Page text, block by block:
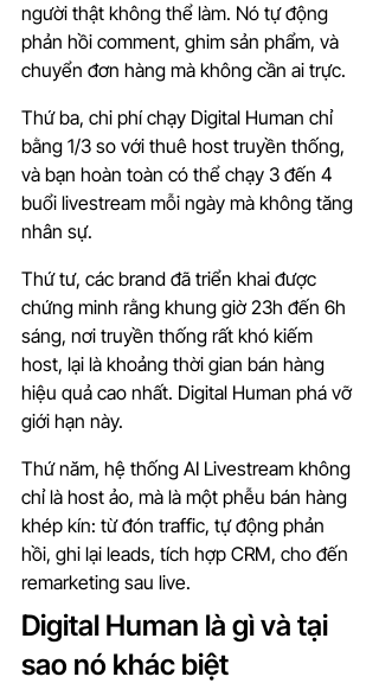
người thật không thể làm. Nó tự động
phản hồi comment, ghim sản phẩm, và
chuyển đơn hàng mà không cần ai trực.
Thứ ba, chi phí chạy Digital Human chỉ
bằng 1/3 so với thuê host truyền thống,
và bạn hoàn toàn có thể chạy 3 đến 4
buổi livestream mỗi ngày mà không tăng
nhân sự.
Thứ tư, các brand đã triển khai được
chứng minh rằng khung giờ 23h đến 6h
sáng, nơi truyền thống rất khó kiếm
host, lại là khoảng thời gian bán hàng
hiệu quả cao nhất. Digital Human phá vỡ
giới hạn này.
Thứ năm, hệ thống AI Livestream không
chỉ là host ảo, mà là một phễu bán hàng
khép kín: từ đón traffic, tự động phản
hồi, ghi lại leads, tích hợp CRM, cho đến
remarketing sau live.
Digital Human là gì và tại
sao nó khác biệt